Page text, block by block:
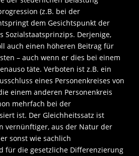
(z.B. bei der
dem Gesichtspunkt der
Sozialstaatsprinzips. Derjenige,
auch einen höheren Beitrag für
– auch wenn er dies bei einem
täte. Verboten ist z.B. ein
eines Personenkreises von
einem anderen Personenkreis
mehrfach bei der
ist. Der Gleichheitssatz ist
vernünftiger, aus der Natur der
sonst wie sachlich
für die gesetzliche Differenzierung